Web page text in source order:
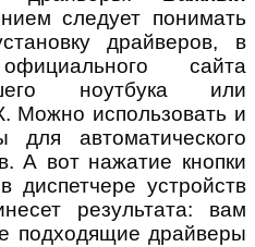
следует понимать
драйверов, в
сайта
ноутбука или
Можно использовать и
для автоматического
А вот нажатие кнопки
диспетчере устройств
результата: вам
подходящие драйверы